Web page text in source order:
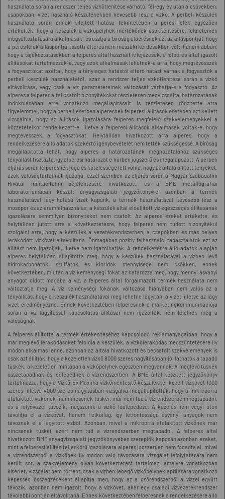
használata során a rendszer teljes vízkőtlenítése várható, fél-egy év után a csövekben,
csapokban, vizet használó készülékekben kevesebb lesz a vízkő. A perbeli készülék
használata során annak kifejtett hatása tekintetében a peres felek egyezően
értékelték, hogy a készülék a vízkőpelyhek mértékének csökkentésére, felületeinek
megváltoztatására alkalmasak, és osztja a bíróság alperesnek azt az álláspontját, hogy
a peres felek álláspontja közötti eltérés nem műszaki kérdésekben volt, hanem abban,
hogy a tájékoztatásokban a felperes által használt kifejezések, a felperes által igazolt
állításokat tartalmazzák-e, vagy azok alkalmasak lehetnek-e arra, hogy megtévesszék
a fogyasztókat azáltal, hogy a tényleges hatástól eltérő hatást várnak a fogyasztók a
perbeli készülék használatától, azaz a rendszer teljes vízkőtlenítése során a vízkő
eltávolítása, vagy csak a víz paramétereinek változását várhatja-e a fogyasztó. Az
alperes a felperes által csatolt bizonyítékokat részletesen megvizsgálta, határozatának
indokolásában erre vonatkozó megállapításait is részletesen rögzítette arra
figyelemmel, hogy a perbeli esetben alperesnek felperesi állítások esetében azt kellett
vizsgálnia, hogy az állítások igazolására felperes megfelelő szakvéleményekkel a
közzétételkor rendelkezett-e, illetve a felperesi állítások alkalmasak voltak-e, hogy
megtévesszék a fogyasztókat. Helytállóan hivatkozott arra alperes, hogy a
rendelkezésére álló adatok szakértő igénybevételét nem tették szükségessé. A bíróság
megállapította tehát, hogy alperes a határozatának meghozatalához szükséges
tényállást tisztázta, így alperesi határozat e körben jogszerű és megalapozott. A perbeli
eljárás során felperesnek joga és kötelessége lett volna, hogy az általa állított tényeket,
azok valóságtartalmát igazolja, ezzel szemben az eljárás során a Magyar Szabadalmi
Hivatal mintaoltalmi bejelentésére hivatkozott, és a BME metallográfiai
laboratóriumában készült anyagvizsgálati jegyzőkönyvre, azonban a termék
használatával lágy hatású vizet kapunk, a termék használatával kevesebb lesz a
mosópor és az áramfelhasználás, a készülék által előállított víz egészséges állításának
igazolására semmilyen bizonyítékot nem csatolt. Az alperes ezeket értékelte, és
helytállóan jutott arra a következtetésre, hogy felperes nem tudott bizonyítékul
szolgálni arra, hogy a készülék a vezetékrendszerben, a csapokban és más helyen
lerakódott vízkövet eltávolítaná. Önmagában pozitív felhasználói tapasztalatok ezt az
állítást nem igazolják, illetve nem igazolhatják. A rendelkezésre álló adatok alapján
alperes helytállóan állapította meg, hogy a készülék használatával a vízben lévő
hidrokarbonátok, szulfátok és kloridok mennyisége nem csökken, ennek
következtében, miután a víz keménységi fokát az határozza meg, hogy mennyi ásványi
anyagot oldott magába a víz, a felperes által forgalmazott termék használata nem
változtatja meg. A víz keménységi fokának változása hiányában nem valós az a
tényállítás, hogy a készülék használatával meg lehetne lágyítani a vizet, illetve az lágy
vizet eredményezne. Ennek következtében felperesnek a marketingkommunikációja
során a víz lágyítással kapcsolatos állításai nem igazoltak, nem felelnek meg a
valóságnak.
A felperes állította a termék értékesítéséhez kapcsolódó reklámanyagaiban, hogy a
már meglévő lerakódásokat feloldja a készülék, a vízkőlerakódás megszüntetésére ily
módon alkalmas lenne, azonban az általa hivatkozott és becsatolt szakvélemények is
csak azt állítják, hogy a kezeletlen vízkő 8000 szeres nagyításában jól láthatók a tapadó
tüskék, a kezeletlen mintában a vízkőpelyhek egészben megvannak. A meglévő tüskék
összetapadnak és leülepednek a vízrendszerben. A BME által készített jegyzőkönyv
tartalmazza, hogy a Vízkő-Ex Maxima vízkőmentesítő készülékkel kezelt vízkövet 1000
szeres, illetve 4000 szeres nagyításban vizsgálva megállapították, hogy a mikroporrá
átalakított vízkőnek már nincsenek tüskéi, már nem tud a vízrendszerben megtapadni,
és a folyóvízzel távozik, megszűnik a vízkő leülepedése. A kezelés nem vegyi úton
távolítja el a vízkövet, hanem fizikailag, így létfontosságú ásványi anyagok nem
távoznak el a lágyított vízből. Azonban, mivel a mikroprrá átalakított vízkőnek már
nincsenek tüskéi, ezért nem tud a vízrendszerben megtapadni. A felperes által
hivatkozott BME anyagvizsgálati jegyzőkönyvében szereplők kapcsán azonban ezeket,
mint a felperesi állítás teljeskörű igazolására alperes jogszerűen nem fogadta el, mivel
a vízrendszerből a vízkőnek ily módon való távozására vizsgálat lefolytatására nem
került sor, a szakvélemény olyan következtetést tartalmaz, amelyre vonatkozóan
kísérlet, vizsgálat nem történt, csak a vízben lebegő vízkőpelyhek aprítására vonatkozó
képesség összegzéseként állapítja meg, hogy az a csőrendszerből a vízzel együtt
távozik, azonban nem igazolt, hogy a vízkövet, akár egy családi vízvezetékrendszer
távolabbi pontján eltávolítaná. Ennek következtében felperesnek a rendelkezésére álló